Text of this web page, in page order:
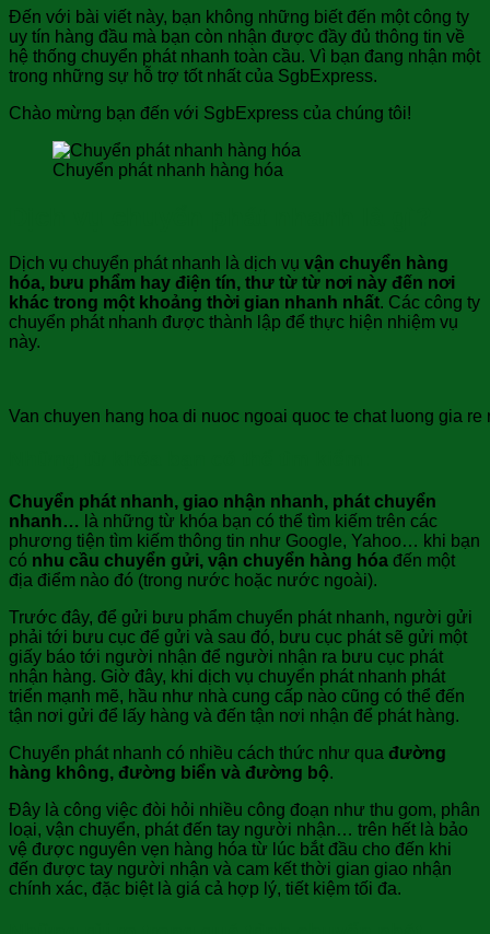
Đến với bài viết này, bạn không những biết đến một công ty
uy tín hàng đầu mà bạn còn nhận được đầy đủ thông tin về
hệ thống chuyển phát nhanh toàn cầu. Vì bạn đang nhận một
trong những sự hỗ trợ tốt nhất của SgbExpress.
Chào mừng bạn đến với SgbExpress của chúng tôi!
Chuyển phát nhanh hàng hóa
Dịch vụ chuyển phát nhanh là dịch vụ vận chuyển hàng
hóa, bưu phẩm hay điện tín, thư từ từ nơi này đến nơi
khác trong một khoảng thời gian nhanh nhất. Các công ty
chuyển phát nhanh được thành lập để thực hiện nhiệm vụ
này.
Van chuyen hang hoa di nuoc ngoai quoc te chat luong gia
Chuyển phát nhanh, giao nhận nhanh, phát chuyển
nhanh… là những từ khóa bạn có thể tìm kiếm trên các
phương tiện tìm kiếm thông tin như Google, Yahoo… khi bạn
có nhu cầu chuyển gửi, vận chuyển hàng hóa đến một
địa điểm nào đó (trong nước hoặc nước ngoài).
Trước đây, để gửi bưu phẩm chuyển phát nhanh, người gửi
phải tới bưu cục để gửi và sau đó, bưu cục phát sẽ gửi một
giấy báo tới người nhận để người nhận ra bưu cục phát
nhận hàng. Giờ đây, khi dịch vụ chuyển phát nhanh phát
triển mạnh mẽ, hầu như nhà cung cấp nào cũng có thể đến
tận nơi gửi để lấy hàng và đến tận nơi nhận để phát hàng.
Chuyển phát nhanh có nhiều cách thức như qua đường
hàng không, đường biển và đường bộ.
Đây là công việc đòi hỏi nhiều công đoạn như thu gom, phân
loại, vận chuyển, phát đến tay người nhận… trên hết là bảo
vệ được nguyên vẹn hàng hóa từ lúc bắt đầu cho đến khi
đến được tay người nhận và cam kết thời gian giao nhận
chính xác, đặc biệt là giá cả hợp lý, tiết kiệm tối đa.